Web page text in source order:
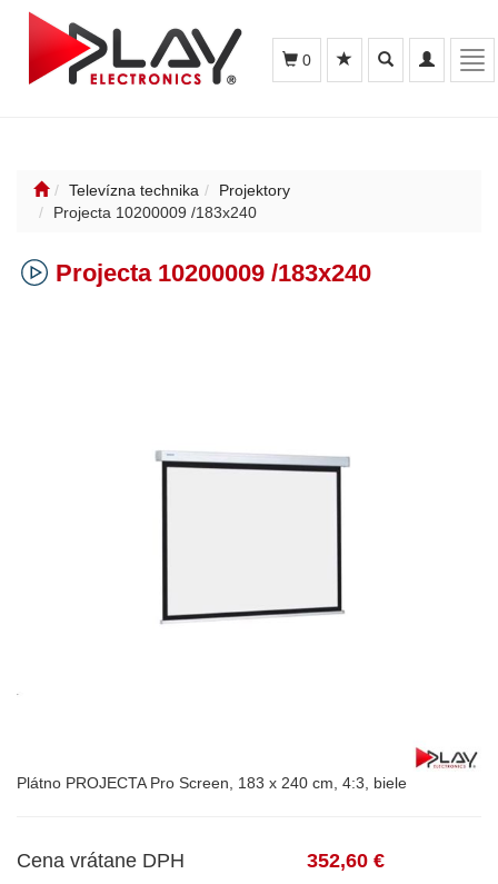
Toggle
navigation
Toggle
search
0
Televízna technika
Projektory
Projecta 10200009 /183x240
Projecta 10200009 /183x240
Plátno PROJECTA Pro Screen, 183 x 240 cm, 4:3, biele
Cena vrátane DPH 352,60 €